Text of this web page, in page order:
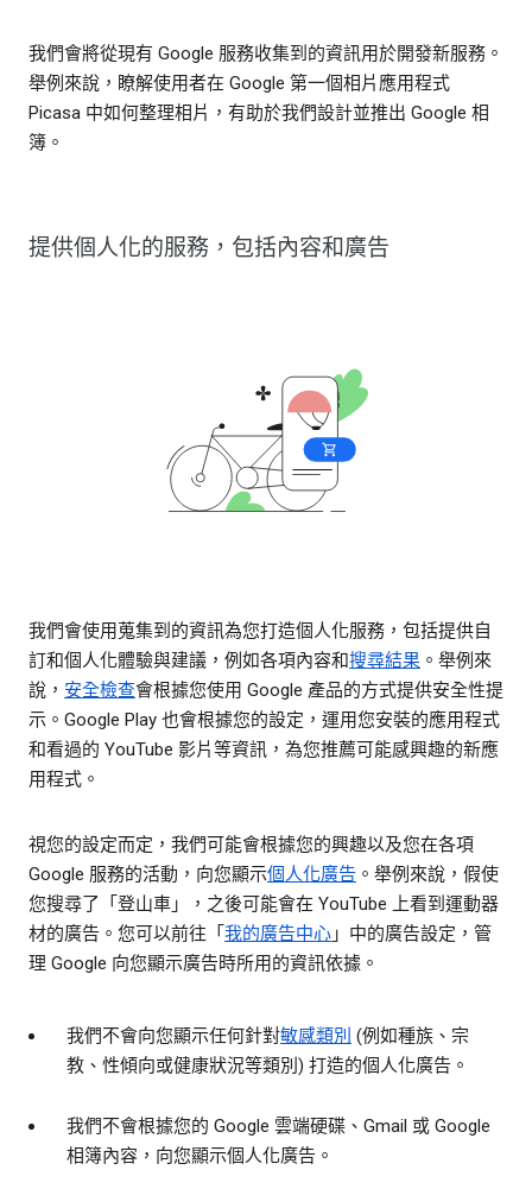
我們會將從現有 Google 服務收集到的資訊用於開發新服務。
舉例來說，瞭解使用者在 Google 第一個相片應用程式
Picasa 中如何整理相片，有助於我們設計並推出 Google 相
簿。
提供個人化的服務，包括內容和廣告
我們會使用蒐集到的資訊為您打造個人化服務，包括提供自
訂和個人化體驗與建議，例如各項內容和搜尋結果 。舉例來
說， 安全檢查會根據您使用 Google 產品的方式提供安全性提
示。Google Play 也會根據您的設定，運用您安裝的應用程式
和看過的 YouTube 影片等資訊，為您推薦可能感興趣的新應
用程式。
視您的設定而定，我們可能會根據您的興趣以及您在各項
Google 服務的活動，向您顯示個人化廣告 。舉例來說，假使
您搜尋了「登山車」，之後可能會在 YouTube 上看到運動器
材的廣告。您可以前往「 我的廣告中心 」中的廣告設定，管
理 Google 向您顯示廣告時所用的資訊依據。
我們不會向您顯示任何針對敏感類別 (例如種族、宗
教、性傾向或健康狀況等類別) 打造的個人化廣告。
我們不會根據您的 Google 雲端硬碟、Gmail 或 Google
相簿內容，向您顯示個人化廣告。